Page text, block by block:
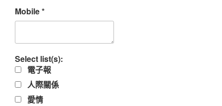
Mobile*
Select list(s):
電子報
人際關係
愛情